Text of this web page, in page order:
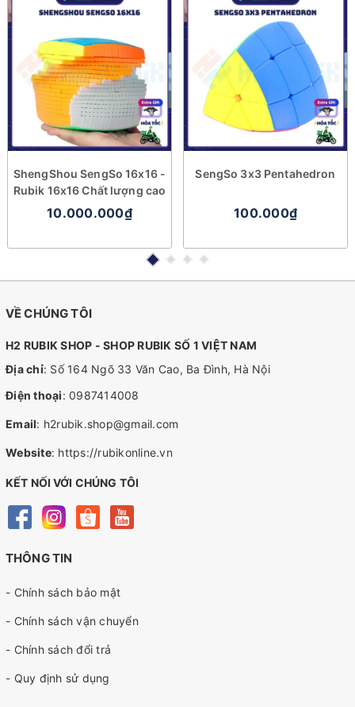
ShengShou SengSo 16x16 -
Rubik 16x16 Chất lượng cao
10.000.000₫
SengSo 3x3 Pentahedron
100.000₫
VỀ CHÚNG TÔI
H2 RUBIK SHOP - SHOP RUBIK SỐ 1 VIỆT NAM
Địa chỉ: Số 164 Ngõ 33 Văn Cao, Ba Đình, Hà Nội
Điện thoại: 0987414008
Email: h2rubik.shop@gmail.com
Website: https://rubikonline.vn
KẾT NỐI VỚI CHÚNG TÔI
THÔNG TIN
- Chính sách bảo mật
- Chính sách vận chuyển
- Chính sách đổi trả
- Quy định sử dụng